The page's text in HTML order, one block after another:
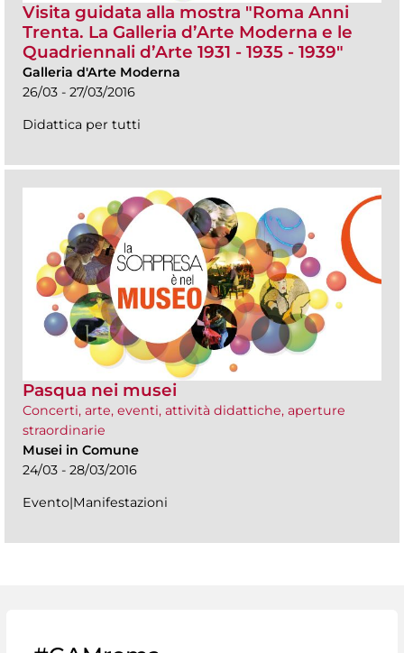
Visita guidata alla mostra "Roma Anni
Trenta. La Galleria d’Arte Moderna e le
Quadriennali d’Arte 1931 - 1935 - 1939"
Galleria d'Arte Moderna
26/03 - 27/03/2016
Didattica per tutti
Pasqua nei musei
Concerti, arte, eventi, attività didattiche, aperture
straordinarie
Musei in Comune
24/03 - 28/03/2016
Evento|Manifestazioni